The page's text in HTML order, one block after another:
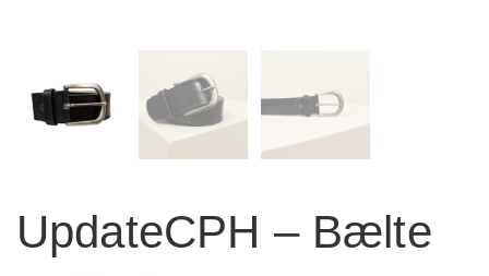
UpdateCPH – Bælte